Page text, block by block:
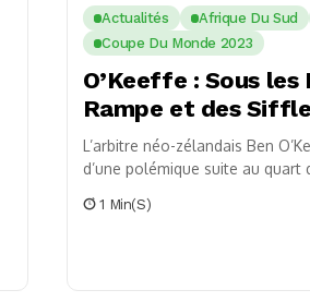
Actualités Afrique Du Sud
Coupe Du Monde 2023
O’Keeffe : Sous les
Rampe et des
L’arbitre néo-zélandais Ben
d’une polémique suite au quart
1 Min(s)